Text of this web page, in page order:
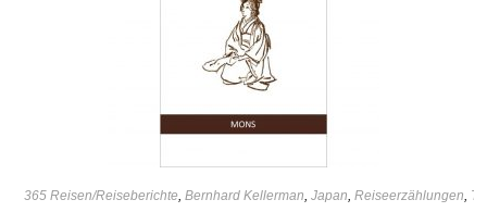
365 Reisen/Reiseberichte,Bernhard Kellerman,Japan,Reiseerzählungen,